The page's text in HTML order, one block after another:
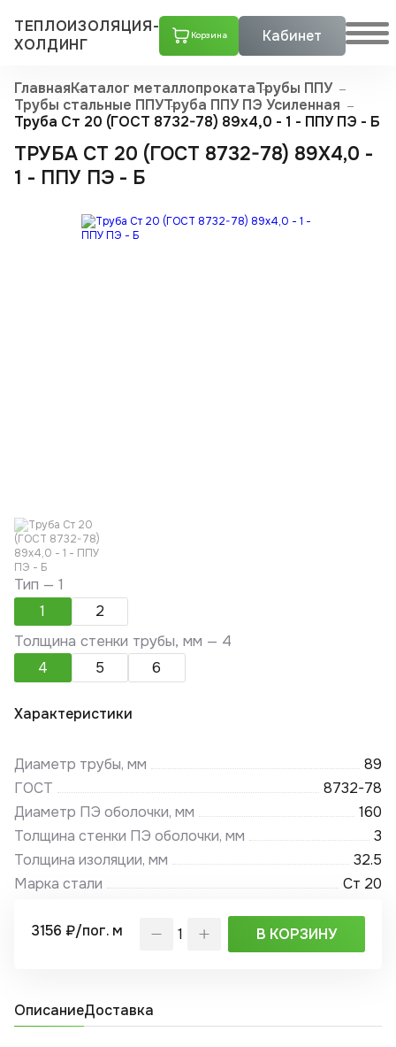
ТЕПЛОИЗОЛЯЦИЯ-
ХОЛДИНГ
Корзина Кабинет
ГлавнаяКаталог металлопрокатаТрубы ППУ
Трубы стальные ППУТруба ППУ ПЭ Усиленная
Труба Ст 20 (ГОСТ 8732-78) 89x4,0 - 1 - ППУ ПЭ - Б
ТРУБА СТ 20 (ГОСТ 8732-78) 89X4,0 -
1 - ППУ ПЭ - Б
Тип —1
1
2
Толщина стенки трубы, мм — 4
4
5 6
Характеристики
Диаметр трубы, мм
89
ГОСТ
8732-78
Диаметр ПЭ оболочки, мм
160
Толщина стенки ПЭ оболочки, мм
3
Толщина изоляции, мм
32.5
Марка стали
Ст 20
3156 ₽/пог. м В КОРЗИНУ
ОписаниеДоставка